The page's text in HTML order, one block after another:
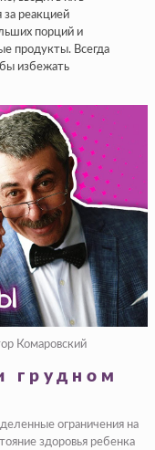
реакцией
порций и
продукты. Всегда
избежать
Комаровский
грудном
ограничения на
здоровья ребенка